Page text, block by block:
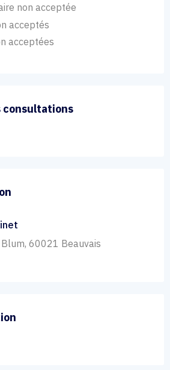
non acceptée
acceptés
acceptées
consultations
60021 Beauvais